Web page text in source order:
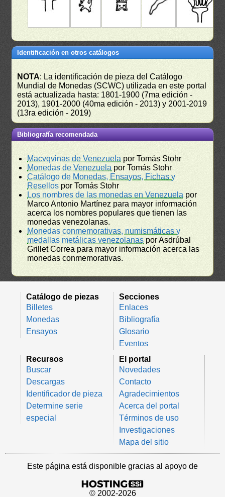
Identificación en otros catálogos
NOTA: La identificación de pieza del Catálogo
Mundial de Monedas (SCWC) utilizada en este portal
está actualizada hasta: 1801-1900 (7ma edición -
2013), 1901-2000 (40ma edición - 2013) y 2001-2019
(13ra edición - 2019)
Bibliografía recomendada
Macvqvinas de Venezuela por Tomás Stohr
Monedas de Venezuela por Tomás Stohr
Catálogo de Monedas, Ensayos, Fichas y
Resellos por Tomás Stohr
Los nombres de las monedas en Venezuela por
Marco Antonio Martínez para mayor información
acerca los nombres populares que tienen las
monedas venezolanas.
Monedas conmemorativas, numismáticas y
medallas metálicas venezolanas por Asdrúbal
Grillet Correa para mayor información acerca las
monedas conmemorativas.
Catálogo de piezas
Billetes
Monedas
Ensayos
Secciones
Enlaces
Bibliografía
Glosario
Eventos
Recursos
Buscar
Descargas
Identificador de pieza
Determine serie
especial
El portal
Novedades
Contacto
Agradecimientos
Acerca del portal
Términos de uso
Investigaciones
Mapa del sitio
Este página está disponible gracias al apoyo de
© 2002-2026